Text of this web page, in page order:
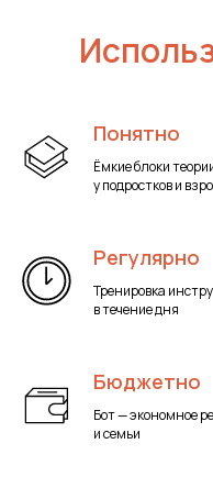
Понятно
Ёмкие блоки
у подростков и
Регулярно
Тренировка
в течение дня
Бюджетно
Бот — экономное
и семьи